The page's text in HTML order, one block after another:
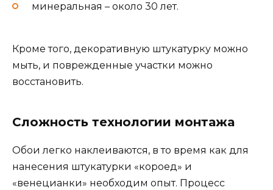
минеральная – около 30 лет.
Кроме того, декоративную штукатурку можно
мыть, и поврежденные участки можно
восстановить.
Сложность технологии монтажа
Обои легко наклеиваются, в то время как для
нанесения штукатурки «короед» и
«венецианки» необходим опыт. Процесс